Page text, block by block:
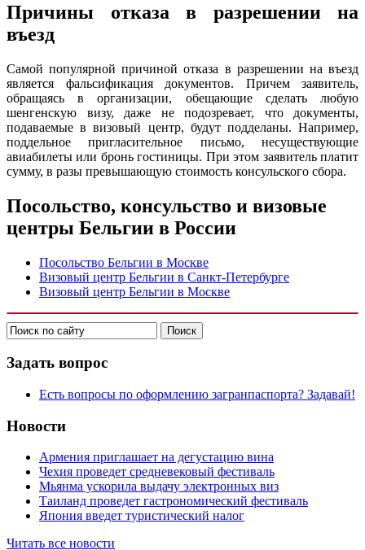
Причины отказа в разрешении на
въезд
Самой популярной причиной отказа в разрешении на въезд
является фальсификация документов. Причем заявитель,
обращаясь в организации, обещающие сделать любую
шенгенскую визу, даже не подозревает, что документы,
подаваемые в визовый центр, будут подделаны. Например,
поддельное пригласительное письмо, несуществующие
авиабилеты или бронь гостиницы. При этом заявитель платит
сумму, в разы превышающую стоимость консульского сбора.
Посольство, консульство и визовые
центры Бельгии в России
Посольство Бельгии в Москве
Визовый центр Бельгии в Санкт-Петербурге
Визовый центр Бельгии в Москве
Задать вопрос
Есть вопросы по оформлению загранпаспорта? Задавай!
Новости
Армения приглашает на дегустацию вина
Чехия проведет средневековый фестиваль
Мьянма ускорила выдачу электронных виз
Таиланд проведет гастрономический фестиваль
Япония введет туристический налог
Читать все новости